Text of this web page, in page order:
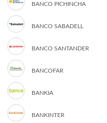
BANCO PICHINCHA
BANCO SABADELL
BANCO SANTANDER
BANCOFAR
BANKIA
BANKINTER